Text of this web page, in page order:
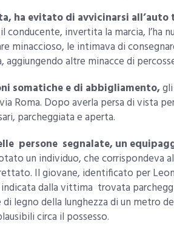
ha evitato di avvicinarsi
conducente, invertita la marcia, l’ha
minaccioso, le intimava di
aggiungendo altre minacce di
somatiche e di abbigliamento,
Roma. Dopo averla persa di vista
parcheggiata e aperta.
persone segnalate, un
un individuo, che corrispondeva
Il giovane, identificato per
dalla vittima trovata
di legno della lunghezza di un metro
circa il possesso.